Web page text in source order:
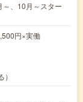
、10月～スター
円×実働